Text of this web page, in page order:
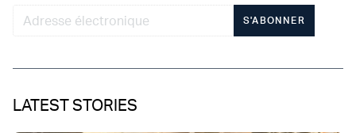
S'ABONNER
LATEST STORIES